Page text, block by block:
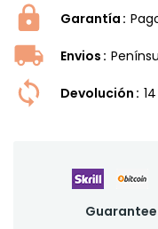
Garantía
Envios
Devolución